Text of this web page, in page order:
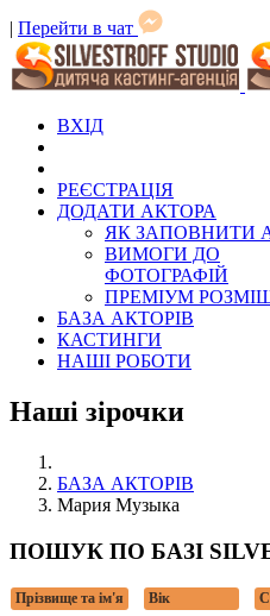
| Перейти в чат
ВХІД
РЕЄСТРАЦІЯ
ДОДАТИ АКТОРА
ЯК ЗАПОВНИТИ
ВИМОГИ ДО
ФОТОГРАФІЙ
ПРЕМІУМ
БАЗА АКТОРІВ
КАСТИНГИ
НАШІ РОБОТИ
Наші зірочки
БАЗА АКТОРІВ
Мария Музыка
ПОШУК ПО БАЗІ
Прізвище та ім'я
Вік